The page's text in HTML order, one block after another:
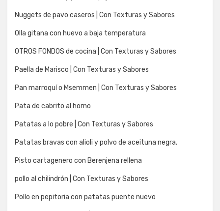
Nuggets de pavo caseros | Con Texturas y Sabores
Olla gitana con huevo a baja temperatura
OTROS FONDOS de cocina | Con Texturas y Sabores
Paella de Marisco | Con Texturas y Sabores
Pan marroquí o Msemmen | Con Texturas y Sabores
Pata de cabrito al horno
Patatas a lo pobre | Con Texturas y Sabores
Patatas bravas con alioli y polvo de aceituna negra.
Pisto cartagenero con Berenjena rellena
pollo al chilindrón | Con Texturas y Sabores
Pollo en pepitoria con patatas puente nuevo